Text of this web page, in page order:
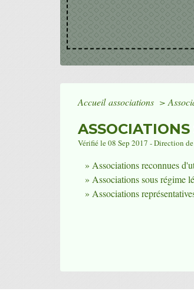
Accueil associations >
Vérifié le 08 Sep 2017 - Direction
Associations reconnues
Associations sous régime
Associations